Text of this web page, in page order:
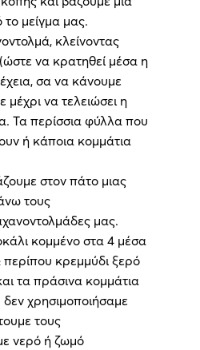
μείγμα μας.
κλείνοντας
να κρατηθεί μέσα η
σα να κάνουμε
μέχρι να τελειώσει η
Τα περίσσια φύλλα που
ή κάποια κομμάτια
στον πάτο μιας
τους
μας.
κομμένο στα 4 μέσα
κρεμμύδι ξερό
τα πράσινα κομμάτια
χρησιμοποιήσαμε
τους
νερό ή ζωμό